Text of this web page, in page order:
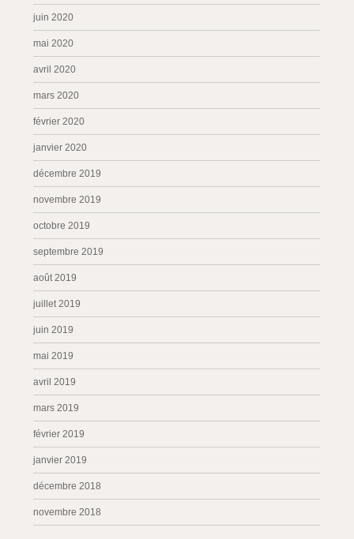
juin 2020
mai 2020
avril 2020
mars 2020
février 2020
janvier 2020
décembre 2019
novembre 2019
octobre 2019
septembre 2019
août 2019
juillet 2019
juin 2019
mai 2019
avril 2019
mars 2019
février 2019
janvier 2019
décembre 2018
novembre 2018